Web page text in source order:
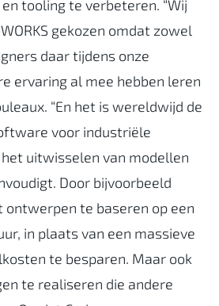
tooling te verbeteren. “Wij
gekozen omdat zowel
daar tijdens onze
ervaring al mee hebben leren
“En het is wereldwijd de
voor industriële
uitwisselen van modellen
Door bijvoorbeeld
ontwerpen te baseren op een
in plaats van een massieve
te besparen. Maar ook
te realiseren die andere